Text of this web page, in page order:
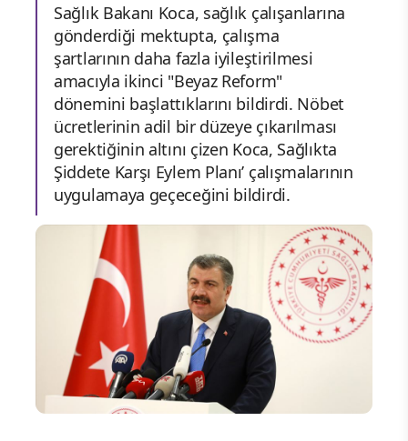
Sağlık Bakanı Koca, sağlık çalışanlarına
gönderdiği mektupta, çalışma
şartlarının daha fazla iyileştirilmesi
amacıyla ikinci "Beyaz Reform"
dönemini başlattıklarını bildirdi. Nöbet
ücretlerinin adil bir düzeye çıkarılması
gerektiğinin altını çizen Koca, Sağlıkta
Şiddete Karşı Eylem Planı’ çalışmalarının
uygulamaya geçeceğini bildirdi.